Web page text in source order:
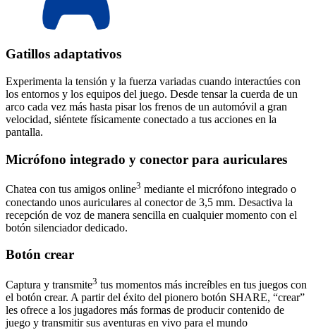
Gatillos adaptativos
Experimenta la tensión y la fuerza variadas cuando interactúes con
los entornos y los equipos del juego. Desde tensar la cuerda de un
arco cada vez más hasta pisar los frenos de un automóvil a gran
velocidad, siéntete físicamente conectado a tus acciones en la
pantalla.
Micrófono integrado y conector para auriculares
Chatea con tus amigos online3 mediante el micrófono integrado o
conectando unos auriculares al conector de 3,5 mm. Desactiva la
recepción de voz de manera sencilla en cualquier momento con el
botón silenciador dedicado.
Botón crear
Captura y transmite3 tus momentos más increíbles en tus juegos con
el botón crear. A partir del éxito del pionero botón SHARE, “crear”
les ofrece a los jugadores más formas de producir contenido de
juego y transmitir sus aventuras en vivo para el mundo